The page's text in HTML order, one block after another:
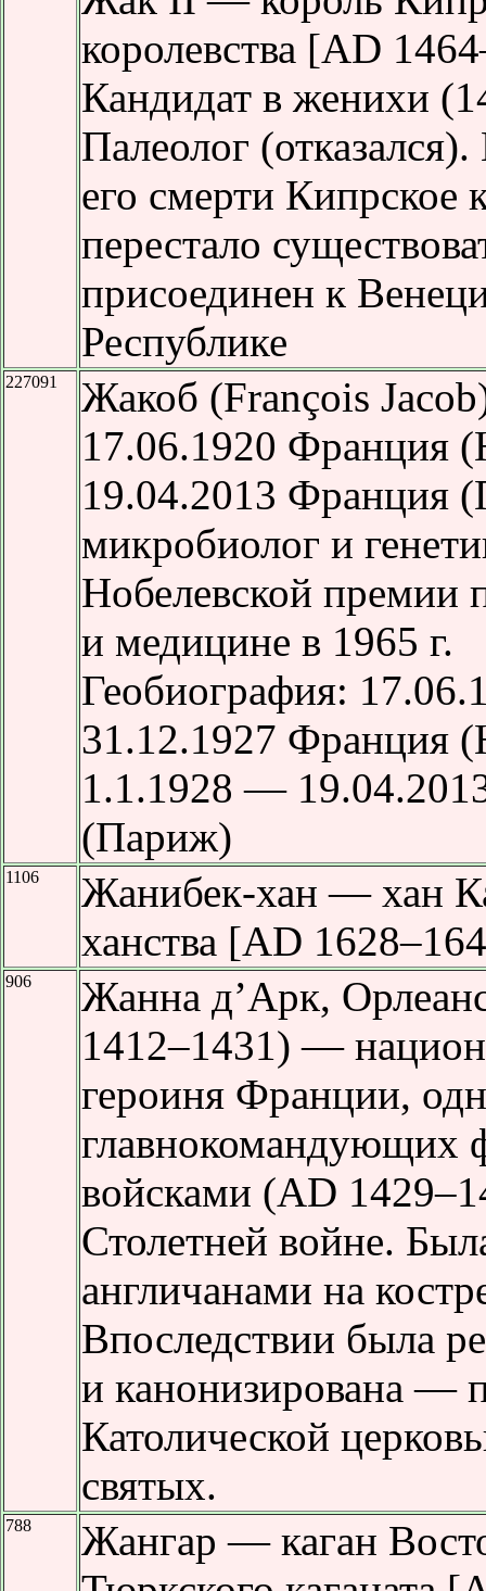
королевства [AD
Кандидат в женихи
Палеолог
его смерти Кипрское
перестало
присоединен к
Республике
227091
Жакоб (François
17.06.1920 Франция
19.04.2013 Франция
микробиолог и
Нобелевской премии
и медицине в 1965 г.
Геобиография:
31.12.1927 Франция
1.1.1928 —
(Париж)
1106
Жанибек-хан — хан
ханства [AD
906
Жанна д’Арк,
1412–1431) —
героиня Франции,
главнокомандующих
войсками (AD
Столетней войне.
англичанами на
Впоследствии была
и канонизирована —
Католической
святых.
788
Жангар — каган